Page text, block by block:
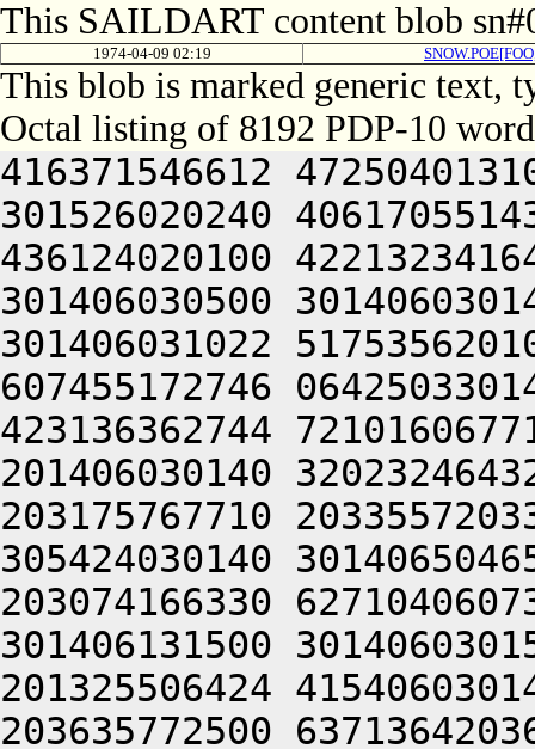
This SAILDART content blob
1974-04-09 02:19
This blob is marked generic text,
Octal listing of 8192 PDP-10
416371546612 472504013100 201012640630 446104030140 301526020240 406170551432 052064051212 415004050202 436124020100 422132341644 446412444636 470321241540 301406030500 301406030142 064250330140 301406620140 301406031022 517535620100 201001126532 264230170752 607455172746 064250330140 301406720140 301406031422 423136362744 721016067712 665341505206 301406030162 201406030140 320232464322 715016464732 625014667744 203175767710 203355720332 677454527032 052066030140 305424030140 301406504650 677355163720 721016364312 203074166330 627104060734 621016360722 620321241540 301406131500 301406030154 046475766712 723235562746 201325506424 415406030142 321006030140 301561144714 203635772500 637136420362 677536271712 663144064734 203516267752 613314526032 052066030140 305524030140 301407004646 643035562500 677344066712 064250330140 301426620140 301406034422 517035662100 623375466302 711015460710 744321241540 301406133500 301406030540 046172242602 521021505206 301406030560 201406030142 304232771322 723124062336 737344066762 203475771344 677561505206 301406030562 201406030142 310230264744 621016367734 637461505206 301406031140 201406030142 314234171500 627554571100 713135567750 625304067336 203315773312 203315771750 064250330140 301446120140 301406132022 747535566762 203516566732 744321241540 301406231100 301406030552 045206124500 202414171310 677344066712 203335171746 261015560762 202224064352 667404074736 725761505206 301406031146 201406030142 330232764302 721014360734 202224062336 203575172320 203635772432 052066030140 311504030140 301426704644 607476074500 717275167334 745014264750 617205526500 613455765712 671341505206 301406031152 201406030142 340230367734 633536364736 671005526432 052066030140 311544030140 301427104604 713234764350 203134371750 607515161500 667375562734 723465420032 052066030140 311564030140 301446004632 627515067710 647074166100 667125420332 745014371312 607515173322 723625606424 415406030144 341006030140 311421173702 647515167316 203155771100 663236472330 625014364322 617275162530 064250330140 301447120140 301406231022 617375563336 713505506424 415406030146 301006030140 311461144312 713124060734 621015667756 261015464726 625016464312 203176262702 721015062744 625014167310 203034672312 711301505206 301406031542 201406030144 320230671302 637334567350 627104073736 713116327100 517136172712 673074520336 631015667752 673465420334 675016662744 613465606424 415406030146 311006030140 311521153720 627454520302 713124066762 203035466736 673116320502 202175762310 607324071750 627574171310 627476320310 647115623750 203056264734 635015562432 052066030140 315464030140 301446604622 203115767116 721341505206 301406031550 201406030144 334230771322 627144060734 621016360710 673136371432 052066030140 315524030140 301447004650 647334520314 677444072336 607116306424 415406030146 331006030140 311621146712 723217166312 673124072312 713416262710 607515167734 064250330140 301466720140 301406330022 433454562710 677325606424 415406030146 341006030140 315421151312 270321241540 301406334500 301406031544 045004053720 627344072320 625016471302 647344066312 607554571432 052066030140 321404030140 301466304602 516464106424 415406030150 305006030140 315501144500 643036662500 663134171334 627104072320 607501505206 301406032144 201406030146 324232473736 203364761730 677075327100 523454164734 203036420150 325445606424 415406030150 315006030140 315541150312 723136235100 447504066702 657136306424 415406030150 321006030140 315561144432 052066030140 321524030140 301467004640 677554571350 745344020220 627454520322 715014120344 677056571750 673136371432 052066030140 321624030140 301467104650 643136262534 201012764322 723124041730 647154671500 677144042336 733136227032 052066030140 325404030140 301506004614 627135464734 635304063312 607445606424 415406030152 311006030140 321421144500 667536372100 623364071322 637216420304 745016464312 665341505206 301406032550 201406030150 310232060740 627444061302 635014266352 627461505206 301406032552 201406030150 314232473736 203314162322 627461505206 301406032556 201406030150 320232362750 203515062500 723034266312 261014462702 711301505206 301406032560 201406030150 324231172116 715015067750 201144061744 677574462710 203035662100 717514560732 203455171712 715014671336 664321241540 301406630100 301406032154 046224064302 733124060734 203135667744 667376571500 677056362746 717235767100 737236464032 052066030140 331424030140 301506704622 671336462744